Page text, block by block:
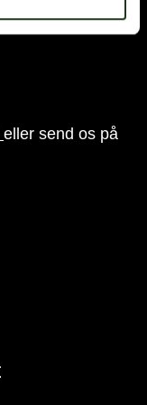
eller send os på